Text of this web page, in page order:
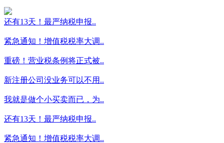
还有13天！最严纳税申报..
紧急通知！增值税税率大调..
重磅！营业税条例将正式被..
新注册公司没业务可以不用..
我就是做个小买卖而已，为..
还有13天！最严纳税申报..
紧急通知！增值税税率大调..